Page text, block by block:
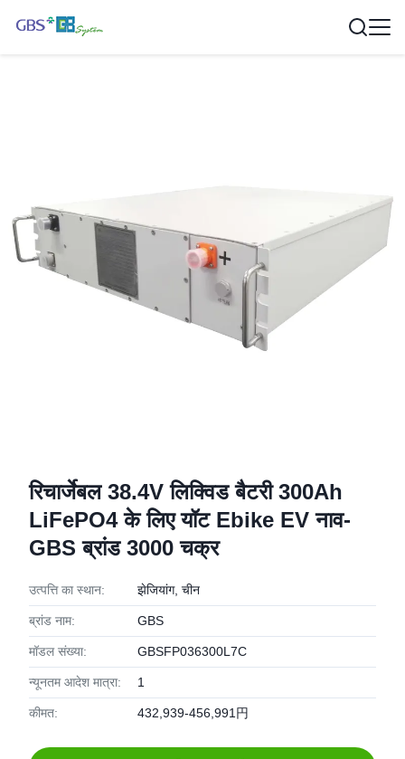
रिचार्जेबल 38.4V लिक्विड बैटरी 300Ah
LiFePO4 के लिए यॉट Ebike EV नाव-
GBS ब्रांड 3000 चक्र
उत्पत्ति का स्थान: झेजियांग, चीन
ब्रांड नाम: GBS
मॉडल संख्या: GBSFP036300L7C
न्यूनतम आदेश मात्रा: 1
कीमत: 432,939-456,991円